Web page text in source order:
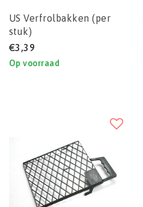
US Verfrolbakken (per
stuk)
€3,39
Op voorraad